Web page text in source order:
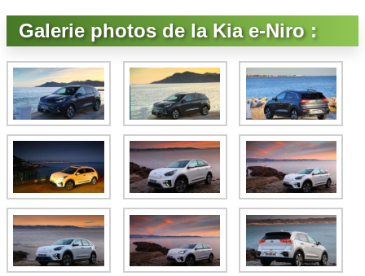
Galerie photos de la Kia e-Niro :